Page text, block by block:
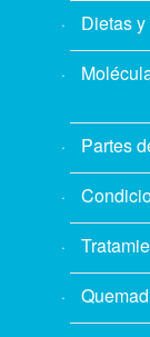
Dietas
Partes